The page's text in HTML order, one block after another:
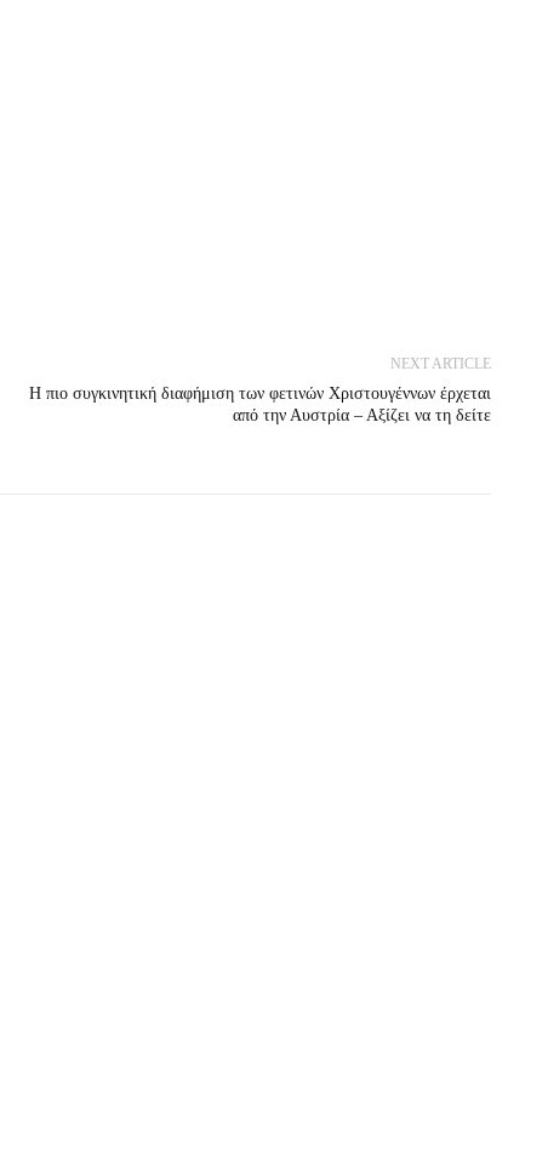
NEXT ARTICLE
Η πιο συγκινητική διαφήμιση των φετινών Χριστουγέννων έρχεται
από την Αυστρία – Αξίζει να τη δείτε